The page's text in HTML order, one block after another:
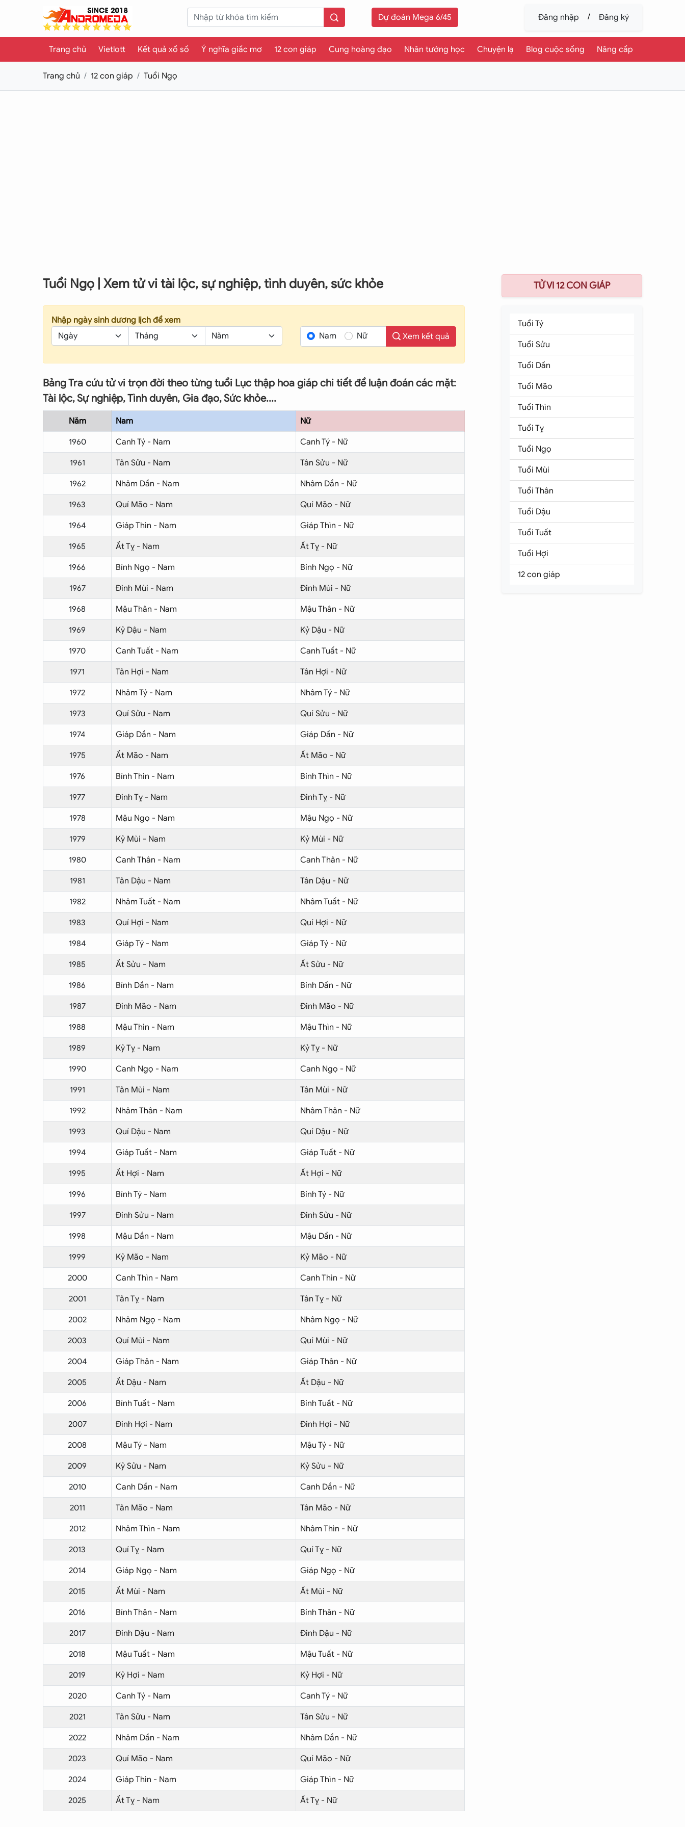
Dự đoán Mega 6/45 Đăng nhập / Đăng ký
Trang chủ Vietlott Kết quả xổ số Ý nghĩa giấc mơ 12 con giáp Cung hoàng đạo Nhân tướng học Chuyện lạ Blog cuộc sống Nâng cấp
Trang chủ 12 con giáp Tuổi Ngọ
Tuổi Ngọ | Xem tử vi tài lộc, sự nghiệp, tình duyên, sức khỏe
Nhập ngày sinh dương lịch để xem
Nam
Nữ Xem kết quả
Bảng Tra cứu tử vi trọn đời theo từng tuổi Lục thập hoa giáp chi tiết để luận đoán các mặt:
Tài lộc, Sự nghiệp, Tình duyên, Gia đạo, Sức khỏe....
Năm Nam Nữ
1960 Canh Tý - Nam Canh Tý - Nữ
1961 Tân Sửu - Nam Tân Sửu - Nữ
1962 Nhâm Dần - Nam Nhâm Dần - Nữ
1963 Quí Mão - Nam Quí Mão - Nữ
1964 Giáp Thìn - Nam Giáp Thìn - Nữ
1965 Ất Tỵ - Nam Ất Tỵ - Nữ
1966 Bính Ngọ - Nam Bính Ngọ - Nữ
1967 Đinh Mùi - Nam Đinh Mùi - Nữ
1968 Mậu Thân - Nam Mậu Thân - Nữ
1969 Kỷ Dậu - Nam Kỷ Dậu - Nữ
1970 Canh Tuất - Nam Canh Tuất - Nữ
1971 Tân Hợi - Nam Tân Hợi - Nữ
1972 Nhâm Tý - Nam Nhâm Tý - Nữ
1973 Quí Sửu - Nam Quí Sửu - Nữ
1974 Giáp Dần - Nam Giáp Dần - Nữ
1975 Ất Mão - Nam Ất Mão - Nữ
1976 Bính Thìn - Nam Bính Thìn - Nữ
1977 Đinh Tỵ - Nam Đinh Tỵ - Nữ
1978 Mậu Ngọ - Nam Mậu Ngọ - Nữ
1979 Kỷ Mùi - Nam Kỷ Mùi - Nữ
1980 Canh Thân - Nam Canh Thân - Nữ
1981 Tân Dậu - Nam Tân Dậu - Nữ
1982 Nhâm Tuất - Nam Nhâm Tuất - Nữ
1983 Quí Hợi - Nam Quí Hợi - Nữ
1984 Giáp Tý - Nam Giáp Tý - Nữ
1985 Ất Sửu - Nam Ất Sửu - Nữ
1986 Bính Dần - Nam Bính Dần - Nữ
1987 Đinh Mão - Nam Đinh Mão - Nữ
1988 Mậu Thìn - Nam Mậu Thìn - Nữ
1989 Kỷ Tỵ - Nam Kỷ Tỵ - Nữ
1990 Canh Ngọ - Nam Canh Ngọ - Nữ
1991 Tân Mùi - Nam Tân Mùi - Nữ
1992 Nhâm Thân - Nam Nhâm Thân - Nữ
1993 Quí Dậu - Nam Quí Dậu - Nữ
1994 Giáp Tuất - Nam Giáp Tuất - Nữ
1995 Ất Hợi - Nam Ất Hợi - Nữ
1996 Bính Tý - Nam Bính Tý - Nữ
1997 Đinh Sửu - Nam Đinh Sửu - Nữ
1998 Mậu Dần - Nam Mậu Dần - Nữ
1999 Kỷ Mão - Nam Kỷ Mão - Nữ
2000 Canh Thìn - Nam Canh Thìn - Nữ
2001 Tân Tỵ - Nam Tân Tỵ - Nữ
2002 Nhâm Ngọ - Nam Nhâm Ngọ - Nữ
2003 Quí Mùi - Nam Quí Mùi - Nữ
2004 Giáp Thân - Nam Giáp Thân - Nữ
2005 Ất Dậu - Nam Ất Dậu - Nữ
2006 Bính Tuất - Nam Bính Tuất - Nữ
2007 Đinh Hợi - Nam Đinh Hợi - Nữ
2008 Mậu Tý - Nam Mậu Tý - Nữ
2009 Kỷ Sửu - Nam Kỷ Sửu - Nữ
2010 Canh Dần - Nam Canh Dần - Nữ
2011 Tân Mão - Nam Tân Mão - Nữ
2012 Nhâm Thìn - Nam Nhâm Thìn - Nữ
2013 Quí Tỵ - Nam Quí Tỵ - Nữ
2014 Giáp Ngọ - Nam Giáp Ngọ - Nữ
2015 Ất Mùi - Nam Ất Mùi - Nữ
2016 Bính Thân - Nam Bính Thân - Nữ
2017 Đinh Dậu - Nam Đinh Dậu - Nữ
2018 Mậu Tuất - Nam Mậu Tuất - Nữ
2019 Kỷ Hợi - Nam Kỷ Hợi - Nữ
2020 Canh Tý - Nam Canh Tý - Nữ
2021 Tân Sửu - Nam Tân Sửu - Nữ
2022 Nhâm Dần - Nam Nhâm Dần - Nữ
2023 Quí Mão - Nam Quí Mão - Nữ
2024 Giáp Thìn - Nam Giáp Thìn - Nữ
2025 Ất Tỵ - Nam Ất Tỵ - Nữ
TỬ VI 12 CON GIÁP
Tuổi Tý
Tuổi Sửu
Tuổi Dần
Tuổi Mão
Tuổi Thìn
Tuổi Tỵ
Tuổi Ngọ
Tuổi Mùi
Tuổi Thân
Tuổi Dậu
Tuổi Tuất
Tuổi Hợi
12 con giáp